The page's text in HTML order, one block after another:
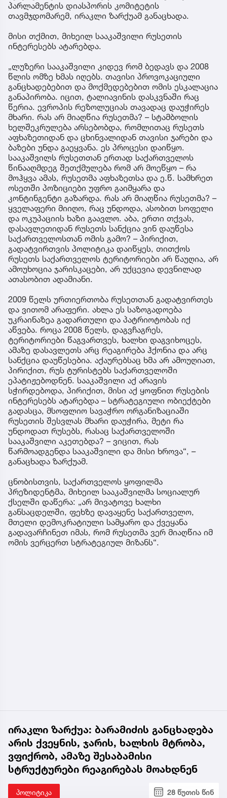
პარლამენტის დიასპორის კომიტეტის
თავმჯდომარემ, ირაკლი ზარქუამ განაცხადა.
მისი თქმით, მიხეილ სააკაშვილი რუსეთის
ინტერესებს ატარებდა.
„ლუზერი სააკაშვილი კიდევ რომ ბედავს და 2008
წლის ომზე ხმას იღებს. თავისი პროვოკაციული
განცხადებებით და მოქმედებებით ომის ესკალაცია
განაპირობა. იცით, ტალიავინის დასკვნაში რაც
წერია. ევროპის რეზოლუციას თავადაც დაუჭირეს
მხარი. რას არ მიაღწია რუსეთმა? – სტამბოლის
ხელშეკრულება არსებობდა, რომლითაც რუსეთს
აფხაზეთიდან და ცხინვალიდან თავისი ჯარები და
ბაზები უნდა გაეყვანა. ეს პროცესი დაიწყო.
სააკაშვილს რუსეთთან ერთად საქართველოს
წინააღმდეგ შეთქმულება რომ არ მოეწყო – რა
მოჰყვა ამას, რუსეთმა აფხაზეთსა და ე.წ. სამხრეთ
ოსეთში პოზიციები უფრო გაიმყარა და
კონტინგენტი გაზარდა. რას არ მიაღწია რუსეთმა? –
ყველაფერი მიიღო, რაც უნდოდა, ასობით სოფელი
და ოკუპაციის ხაზი გაავლო. აბა, ერთი თქვას,
დასავლეთიდან რუსეთს სანქცია ვინ დაუწესა
საქართველოსთან ომის გამო? – პირიქით,
გადატვირთვის პოლიტიკა დაიწყეს, თითქოს
რუსეთს საქართველოს ტერიტორიები არ წაუღია, არ
ამოუხოცია ჯარისკაცები, არ უქცევია დევნილად
ათასობით ადამიანი.
2009 წელს ურთიერთობა რუსეთთან გადატვირთეს
და ვითომ არაფერი. ახლა ეს საზოგადოება
უკრაინაზეა გადართული და პატრიოტობას იქ
აწვება. როცა 2008 წელს, დაგვჩაგრეს,
ტერიტორიები წაგვართვეს, ხალხი დაგვიხოცეს,
ამაზე დასავლეთს არც რეაგირება ჰქონია და არც
სანქცია დაუწესებია. აქაურებსაც ხმა არ ამოუღიათ,
პირიქით, რუს ტურისტებს საქართველოში
ეპატიჟებოდნენ. სააკაშვილი აქ არავის
სჭირდებოდა, პირიქით, მისი აქ ყოფნით რუსების
ინტერესებს ატარებდა – სტრატეგიული ობიექტები
გადასცა, მსოფლიო სავაჭრო ორგანიზაციაში
რუსეთის შესვლას მხარი დაუჭირა, მეტი რა
უნდოდათ რუსებს, რასაც საქართველოში
სააკაშვილი აკეთებდა? – ვიცით, რას
წარმოადგენდა სააკაშვილი და მისი ხროვა“, –
განაცხადა ზარქუამ.
ცნობისთვის, საქართველოს ყოფილმა
პრეზიდენტმა, მიხეილ სააკაშვილმა სოციალურ
ქსელში დაწერა: „არ მივატოვე ხალხი
განსაცდელში, ფეხზე დავაყენე საქართველო,
მთელი დემოკრატიული სამყარო და ქვეყანა
გადავარჩინეთ იმას, რომ რუსეთმა ვერ მიაღწია იმ
ომის ვერცერთ სტრატეგიულ მიზანს“.
ირაკლი ზარქუა: ბარამიძის განცხადება
არის ქვეყნის, ჯარის, ხალხის მტრობა,
ვფიქრობ, ამაზე შესაბამისი
სტრუქტურები რეაგირებას მოახდნენ
პოლიტიკა 28 წუთის წინ